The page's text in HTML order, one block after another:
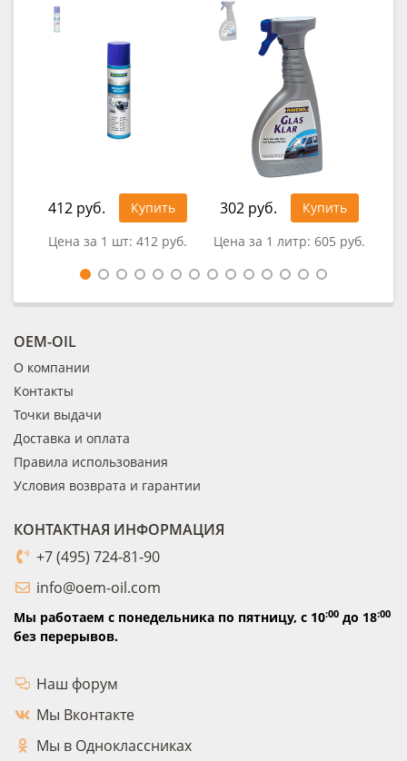
412 руб.
Купить
Цена за 1 шт: 412 руб.
302 руб.
Купить
Цена за 1 литр: 605 руб.
OEM-OIL
О компании
Контакты
Точки выдачи
Доставка и оплата
Правила использования
Условия возврата и гарантии
КОНТАКТНАЯ ИНФОРМАЦИЯ
+7 (495) 724-81-90
info@oem-oil.com
Мы работаем с понедельника по пятницу, с 10:00 до 18:00
без перерывов.
Наш форум
Мы Вконтакте
Мы в Одноклассниках